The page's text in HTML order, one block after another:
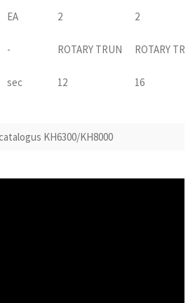
EA 2
2
- ROTARY TRUN ROTARY
sec 12 16
KH6300/KH8000